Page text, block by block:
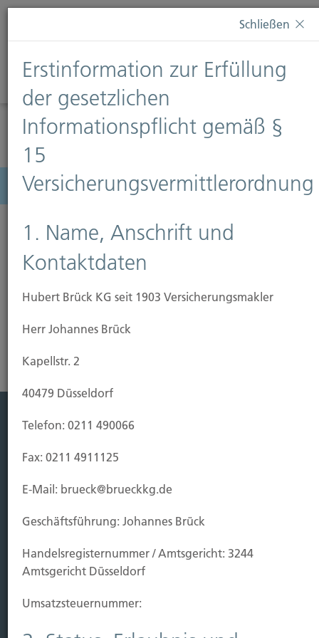
Diese Webseite verwendet Cookies. Wenn Sie weiterhin
Informationen finden Sie auf unserer SeiteDatenschutz
Diese Nachricht nicht erneut anzeigen
Menü
Leben
Vorsorgen
Kauf Grundstück
Baubeginn
Schaden
Schließen
Erstinformation zur Erfüllung
der gesetzlichen
Informationspflicht gemäß §
15
Versicherungsvermittlerordnung
1. Name, Anschrift und
Kontaktdaten
Hubert Brück KG seit 1903 Versicherungsmakler
Herr Johannes Brück
Kapellstr. 2
40479 Düsseldorf
Telefon: 0211 490066
Fax: 0211 4911125
E-Mail: brueck@brueckkg.de
Geschäftsführung: Johannes Brück
Handels­registernummer / Amtsgericht: 3244
Amtsgericht Düsseldorf
Umsatzsteuer­nummer: